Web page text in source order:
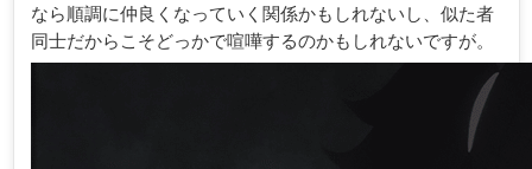
なら順調に仲良くなっていく関係かもしれないし、似た者
同士だからこそどっかで喧嘩するのかもしれないですが。